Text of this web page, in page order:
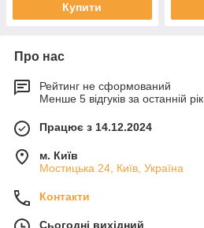
Купити
Про нас
Рейтинг не сформований
Менше 5 відгуків за останній рік
Працює з 14.12.2024
м. Київ
Мостицька 24, Київ, Україна
Контакти
Сьогодні вихідний